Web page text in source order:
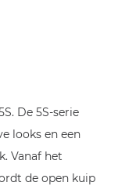
De 5S-serie
looks en een
Vanaf het
de open kuip